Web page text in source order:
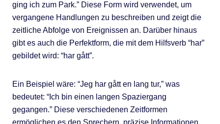
ging ich zum Park.” Diese Form wird verwendet, um
vergangene Handlungen zu beschreiben und zeigt die
zeitliche Abfolge von Ereignissen an. Darüber hinaus
gibt es auch die Perfektform, die mit dem Hilfsverb “har”
gebildet wird: “har gått”.
Ein Beispiel wäre: “Jeg har gått en lang tur,” was
bedeutet: “Ich bin einen langen Spaziergang
gegangen.” Diese verschiedenen Zeitformen